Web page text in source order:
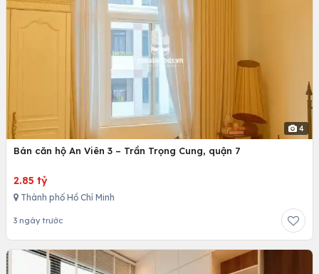
4
Bán căn hộ An Viên 3 – Trần Trọng Cung, quận 7
2.85 tỷ
Thành phố Hồ Chí Minh
3 ngày trước